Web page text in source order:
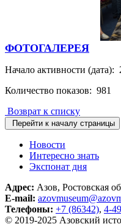
ФОТОГАЛЕРЕЯ
Начало активности (дата):
Количество показов: 981
Возврат к списку
Перейти к началу страницы
Новости
Интересно знать
Экспонат дня
Адрес: Азов, Ростовская
E-mail:
Телефоны: +7 (86342), 4-
© 2019-2025 Азовский